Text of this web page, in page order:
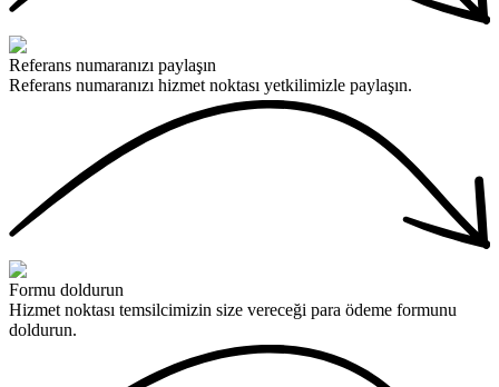
Referans numaranızı paylaşın
Referans numaranızı hizmet noktası yetkilimizle paylaşın.
Formu doldurun
Hizmet noktası temsilcimizin size vereceği para ödeme formunu
doldurun.